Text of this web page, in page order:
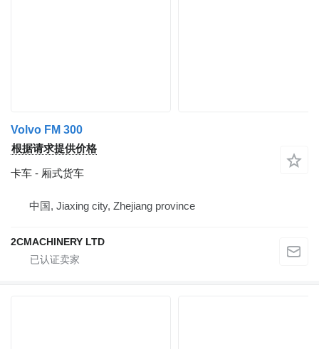
Volvo FM 300
根据请求提供价格
卡车 - 厢式货车
中国, Jiaxing city, Zhejiang province
2CMACHINERY LTD